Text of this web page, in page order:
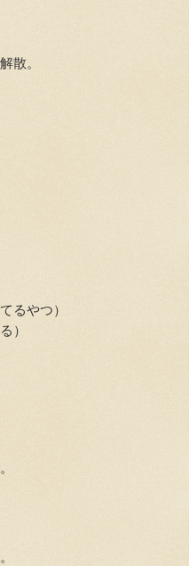
散。
るやつ）
）